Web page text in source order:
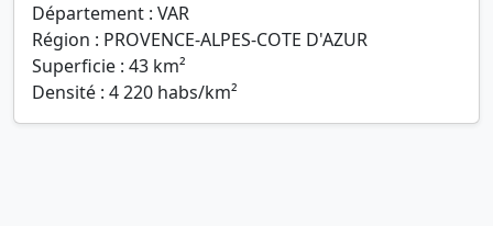
Département : VAR
Région : PROVENCE-ALPES-COTE D'AZUR
Superficie : 43 km²
Densité : 4 220 habs/km²